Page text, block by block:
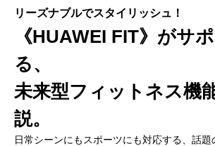
リーズナブルでスタイリッシュ！
《HUAWEI FIT》がサ
る、
未来型フィットネス機
説。
日常シーンにもスポーツにも対応する、話題